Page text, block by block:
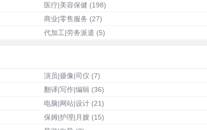
医疗|美容保健 (198)
商业|零售服务 (27)
代加工|劳务派遣 (5)
演员|摄像|司仪 (7)
翻译|写作|编辑 (36)
电脑|网站|设计 (21)
保姆|护理|月嫂 (15)